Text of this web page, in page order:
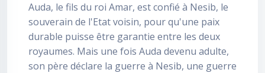
Auda, le fils du roi Amar, est confié à Nesib, le
souverain de l'Etat voisin, pour qu'une paix
durable puisse être garantie entre les deux
royaumes. Mais une fois Auda devenu adulte,
son père déclare la guerre à Nesib, une guerre